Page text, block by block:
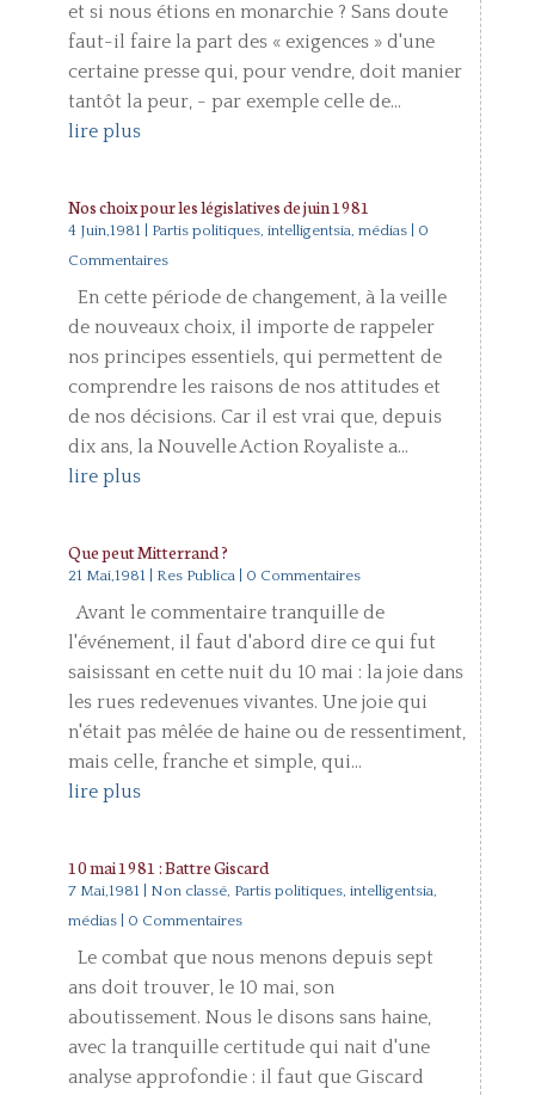
et si nous étions en monarchie ? Sans doute
faut-il faire la part des « exigences » d'une
certaine presse qui, pour vendre, doit manier
tantôt la peur, - par exemple celle de...
lire plus
Nos choix pour les législatives de juin 1981
4 Juin,1981 Partis politiques, intelligentsia, médias| 0
Commentaires
En cette période de changement, à la veille
de nouveaux choix, il importe de rappeler
nos principes essentiels, qui permettent de
comprendre les raisons de nos attitudes et
de nos décisions. Car il est vrai que, depuis
dix ans, la Nouvelle Action Royaliste a...
lire plus
Que peut Mitterrand ?
21 Mai,1981 Res Publica| 0 Commentaires
Avant le commentaire tranquille de
l'événement, il faut d'abord dire ce qui fut
saisissant en cette nuit du 10 mai : la joie dans
les rues redevenues vivantes. Une joie qui
n'était pas mêlée de haine ou de ressentiment,
mais celle, franche et simple, qui...
lire plus
10 mai 1981 : Battre Giscard
7 Mai,1981 Non classé, Partis politiques, intelligentsia,
médias| 0 Commentaires
Le combat que nous menons depuis sept
ans doit trouver, le 10 mai, son
aboutissement. Nous le disons sans haine,
avec la tranquille certitude qui nait d'une
analyse approfondie : il faut que Giscard